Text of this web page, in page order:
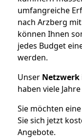
umfangreiche
nach Arzberg
können Ihnen
jedes Budget
werden.
Unser Netzwerk
haben viele
Sie möchten eine
Sie sich jetzt
Angebote.